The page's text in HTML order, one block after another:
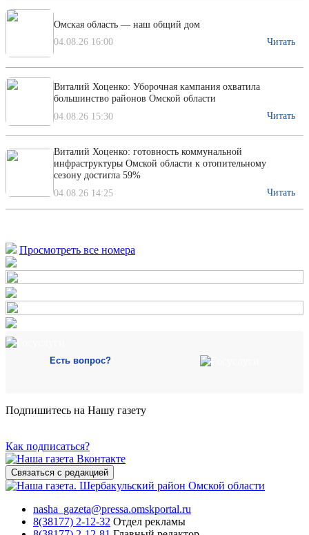
Омская область — наш общий дом
04.08.26 16:00
Читать
Виталий Хоценко: Уборочная кампания охватила
большинство районов Омской области
04.08.26 15:30
Читать
Виталий Хоценко: готовность коммунальной
инфраструктуры Омской области к отопительному
сезону достигла 59%
04.08.26 14:25
Читать
Просмотреть все номера
Есть вопрос?
Подпишитесь на Нашу газету
Как подписаться?
Связаться с редакцией
nasha_gazeta@pressa.omskportal.ru
8(38177) 2-12-32 Отдел рекламы